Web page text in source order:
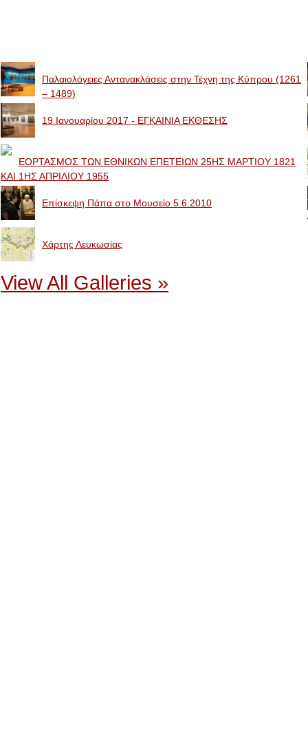
Παλαιολόγειες Αντανακλάσεις στην Τέχνη της Κύπρου (1261
– 1489)
19 Ιανουαρίου 2017 - ΕΓΚΑΙΝΙΑ ΕΚΘΕΣΗΣ
ΕΟΡΤΑΣΜΟΣ ΤΩΝ ΕΘΝΙΚΩΝ ΕΠΕΤΕΙΩΝ 25ΗΣ ΜΑΡΤΙΟΥ 1821
ΚΑΙ 1ΗΣ ΑΠΡΙΛΙΟΥ 1955
Επίσκεψη Πάπα στο Μουσείο 5.6.2010
Χάρτης Λευκωσίας
View All Galleries »